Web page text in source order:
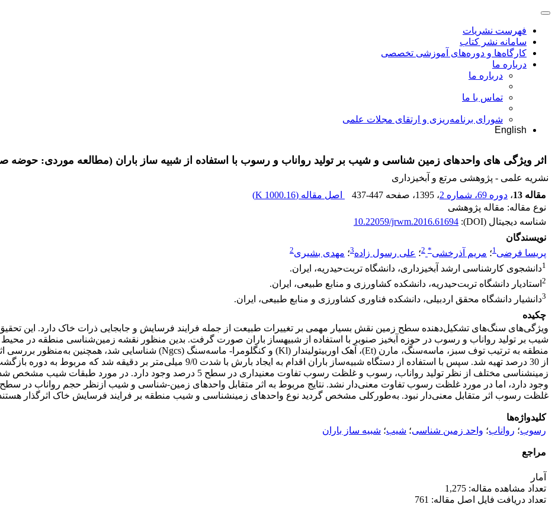
فهرست نشریات
سامانه نشر کتاب
کارگاه‌ها و دوره‌های آموزشی تخصصی
درباره ما
درباره ما
تماس با ما
شورای برنامه‌ریزی و ارتقای مجلات علمی
English
اثر ویژگی های واحدهای زمین شناسی و شیب‌ بر تولید رواناب و رسوب با استفاده از شبیه ساز باران (مطالعه موردی: حوضه
نشریه علمی - پژوهشی مرتع و آبخیزداری
مقاله 13
، دوره 69، شماره 2 ، 1395 ، صفحه 437-447 اصل مقاله (1000.16 K
)
نوع مقاله: مقاله پژوهشی
شناسه دیجیتال (DOI):
10.22059/jrwm.2016.61694
نویسندگان
پریسا فرضی1؛ مریم آذرخشی*
2؛ علی رسول زاده3؛ مهدی بشیری2
1دانشجوی کارشناسی ارشد آبخیزداری، دانشگاه تربت‌حیدریه، ایران.
2 استادیار دانشگاه تربت‌حیدریه، دانشکده کشاورزی و منابع طبیعی، ایران.
3دانشیار دانشگاه محقق اردبیلی، دانشکده فناوری کشاورزی و منابع طبیعی، ایران.
چکیده
ویژگی‌های سنگ‌های تشکیل‌دهنده سطح زمین نقش بسیار مهمی بر تغییرات طبیعت از جمله فرایند فرسایش و جابجایی ذرات خاک دارد. این
زمین‏شناسی مختلف از نظر تولید رواناب، رسوب و غلظت رسوب تفاوت معنی‏داری در سطح
غلظت رسوب اثر متقابل معنی‌دار نبود. به‌طورکلی مشخص گردید نوع واحدهای زمین‏شناسی و شیب منطقه بر فرایند فرسایش خاک اثرگذار
کلیدواژه‌ها
رسوب؛ رواناب؛ واحد زمین شناسی؛ شیب؛ شبیه ساز باران
مراجع
آمار
تعداد مشاهده مقاله: 1,275
تعداد دریافت فایل اصل مقاله: 761